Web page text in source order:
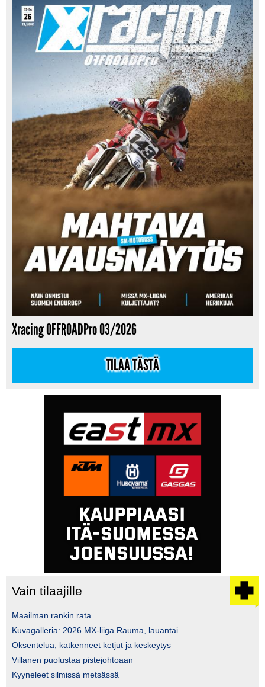
Xracing OFFROADPro 03/2026
TILAA TÄSTÄ
Vain tilaajille
Maailman rankin rata
Kuvagalleria: 2026 MX-liiga Rauma, lauantai
Oksentelua, katkenneet ketjut ja keskeytys
Villanen puolustaa pistejohtoaan
Kyyneleet silmissä metsässä